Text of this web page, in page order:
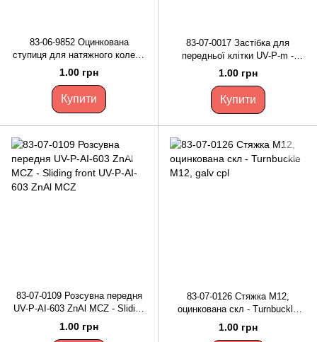
83-06-9852 Оцинкована
ступиця для натяжного колеса
датчика на ярус - Hub galv for
sensor idler per tier
1.00 грн
Купити
83-07-0017 Застібка для
передньої клітки UV-P-m -
Fastener for cage front UV-P-m
1.00 грн
Купити
83-07-0109 Розсувна передня
UV-P-AI-603 ZnAl MCZ - Sliding
front UV-P-AI-603 ZnAl MCZ
1.00 грн
83-07-0126 Стяжка М12,
оцинкована скл - Turnbuckle
M12, galv cpl
1.00 грн